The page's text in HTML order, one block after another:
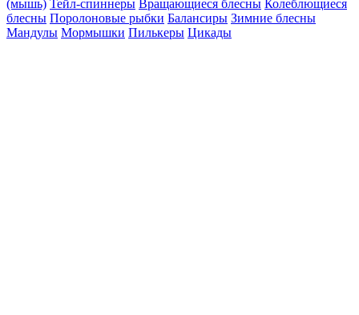
(мышь) Тейл-спиннеры Вращающиеся блесны Колеблющиеся
блесны Поролоновые рыбки Балансиры Зимние блесны
Мандулы Мормышки Пилькеры Цикады